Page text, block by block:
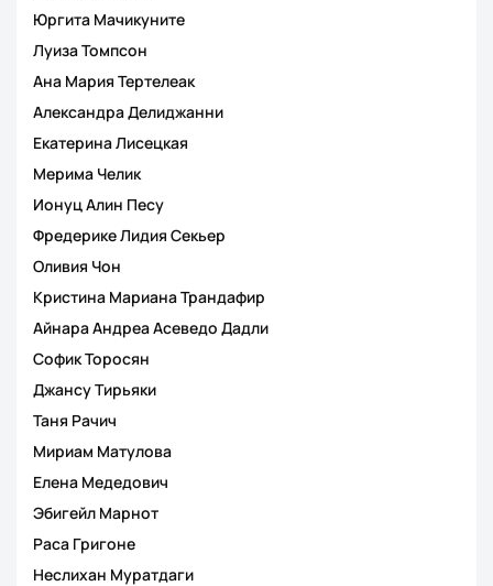
Юргита Мачикуните
Луиза Томпсон
Ана Мария Тертелеак
Александра Делиджанни
Екатерина Лисецкая
Мерима Челик
Ионуц Алин Песу
Фредерике Лидия Секьер
Оливия Чон
Кристина Мариана Трандафир
Айнара Андреа Асеведо Дадли
Софик Торосян
Джансу Тирьяки
Таня Рачич
Мириам Матулова
Елена Медедович
Эбигейл Марнот
Раса Григоне
Неслихан Муратдаги